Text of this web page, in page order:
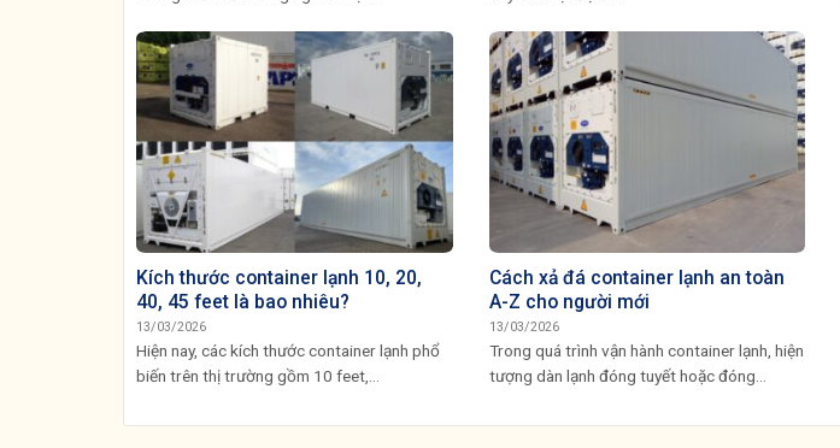
Kích thước container lạnh 10, 20,
40, 45 feet là bao nhiêu?
13/03/2026
Hiện nay, các kích thước container lạnh phổ
biến trên thị trường gồm 10 feet,...
Cách xả đá container lạnh an toàn
A-Z cho người mới
13/03/2026
Trong quá trình vận hành container lạnh, hiện
tượng dàn lạnh đóng tuyết hoặc đóng...